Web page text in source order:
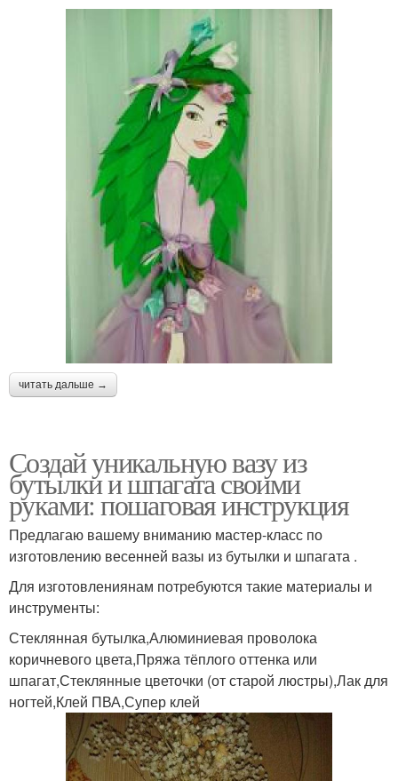
читать дальше →
Создай уникальную вазу из
бутылки и шпагата своими
руками: пошаговая инструкция
Предлагаю вашему вниманию мастер-класс по
изготовлению весенней вазы из бутылки и шпагата .
Для изготовлениянам потребуются такие материалы и
инструменты:
Стеклянная бутылка,Алюминиевая проволока
коричневого цвета,Пряжа тёплого оттенка или
шпагат,Стеклянные цветочки (от старой люстры),Лак для
ногтей,Клей ПВА,Супер клей